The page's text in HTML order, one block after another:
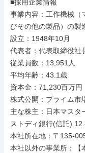
■採用企業情報
事業内容：工作機械（
びその他の製品）の製
設立：1948年10月
代表者：代表取締役社
従業員数：13,951人
平均年齢：43.1歳
資本金：71,230百万円
株式公開：プライム市
主な株主：日本マスタ
ストディ銀行(信託)
本社所在地：〒135-
本社以外の事業所：【